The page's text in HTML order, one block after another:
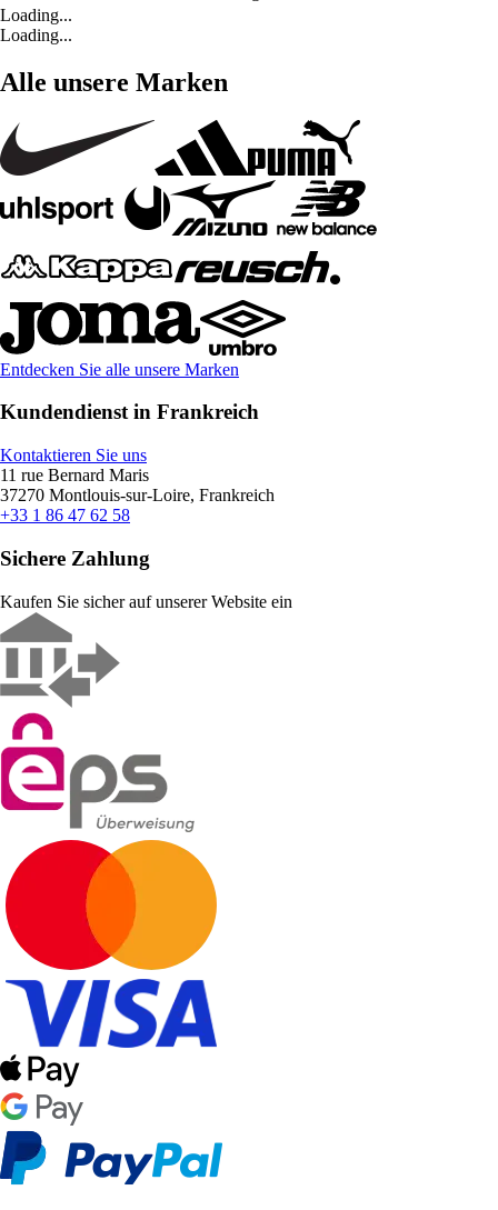
Loading...
Loading...
Alle unsere Marken
Entdecken Sie alle unsere Marken
Kundendienst in Frankreich
Kontaktieren Sie uns
11 rue Bernard Maris
37270 Montlouis-sur-Loire, Frankreich
+33 1 86 47 62 58
Sichere Zahlung
Kaufen Sie sicher auf unserer Website ein